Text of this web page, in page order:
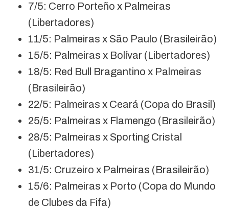
7/5: Cerro Porteño x Palmeiras
(Libertadores)
11/5: Palmeiras x São Paulo (Brasileirão)
15/5: Palmeiras x Bolívar (Libertadores)
18/5: Red Bull Bragantino x Palmeiras
(Brasileirão)
22/5: Palmeiras x Ceará (Copa do Brasil)
25/5: Palmeiras x Flamengo (Brasileirão)
28/5: Palmeiras x Sporting Cristal
(Libertadores)
31/5: Cruzeiro x Palmeiras (Brasileirão)
15/6: Palmeiras x Porto (Copa do Mundo
de Clubes da Fifa)